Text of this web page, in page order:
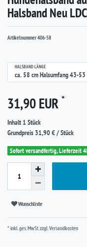
Halsband Neu
Artikelnummer406-58
HALSBAND LÄNGE
31,90 EUR *
Inhalt 1 Stück
Grundpreis 31,90 € / Stück
Sofort versandfertig, Lieferzeit
Wunschliste
* inkl. ges. MwSt. zzgl.Versandkosten